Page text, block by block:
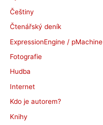
Češtiny
Čtenářský deník
ExpressionEngine / pMachine
Fotografie
Hudba
Internet
Kdo je autorem?
Knihy